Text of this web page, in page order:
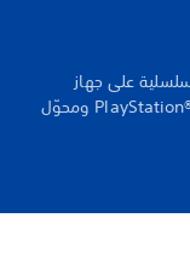
على جهاز
PlayStation®VR2 ووحدة تحكم PlayStation®VR2 Sense ومحوّل